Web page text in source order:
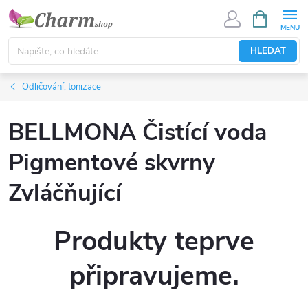
Přejít
obsah
HLEDAT
NÁKUPNÍ
KOŠÍK
Odličování, tonizace
BELLMONA Čistící voda
Pigmentové skvrny
Zvláčňující
Produkty teprve
připravujeme.